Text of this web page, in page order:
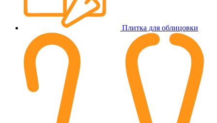
Плитка для облицовки